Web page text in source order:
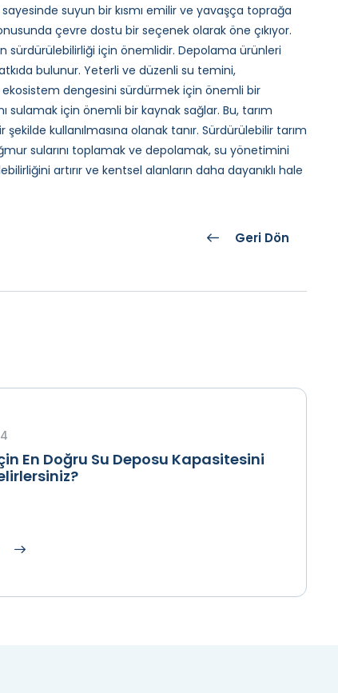
suyun bir kısmı emilir ve yavaşça toprağa
çevre dostu bir seçenek olarak öne çıkıyor.
sürdürülebilirliği için önemlidir. Depolama ürünleri
bulunur. Yeterli ve düzenli su temini,
ekosistem dengesini sürdürmek için önemli bir
sulamak için önemli bir kaynak sağlar. Bu, tarım
kullanılmasına olanak tanır. Sürdürülebilir tarım
sularını toplamak ve depolamak, su yönetimini
artırır ve kentsel alanların daha dayanıklı hale
Geri Dön
En Doğru Su Deposu Kapasitesini